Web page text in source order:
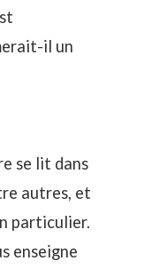
il un
se lit dans
autres, et
particulier.
enseigne